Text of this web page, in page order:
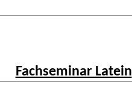
Fachseminar Latein